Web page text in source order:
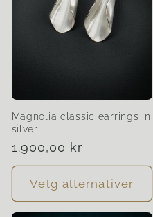
Magnolia classic earrings in
silver
Vanlig
pris
1.900,00 kr
Velg alternativer